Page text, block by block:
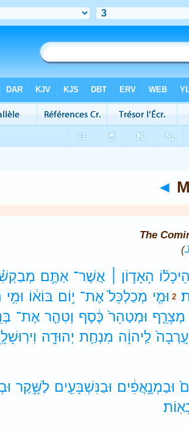
◄
The
(
הֵיכָל֜וֹ הָאָד֣וֹן ׀ אֲשֶׁר־ אַתֶּ֣ם
2 וּמִ֤י מְכַלְכֵּל֙ אֶת־ י֣וֹם בּוֹא֔וֹ וּמִ֥י
מְצָרֵ֤ף וּמְטַהֵר֙ כֶּ֔סֶף וְטִהַ֤ר אֶת־
לַֽיהוָ֔ה מִנְחַ֥ת יְהוּדָ֖ה
וּבַמְנָ֣אֲפִ֔ים וּבַנִּשְׁבָּעִ֖ים לַשָּׁ֑קֶר